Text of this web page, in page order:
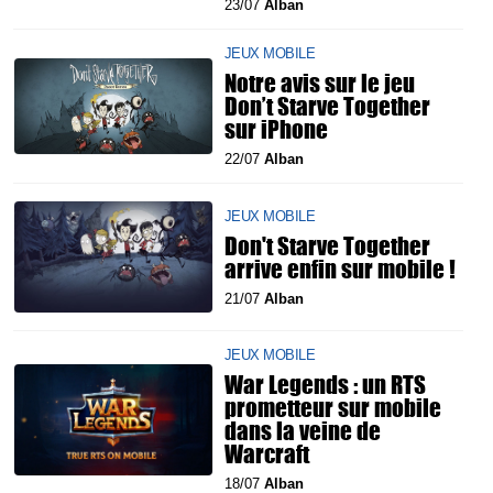
23/07 Alban
JEUX MOBILE
Notre avis sur le jeu
Don’t Starve Together
sur iPhone
22/07 Alban
JEUX MOBILE
Don't Starve Together
arrive enfin sur mobile !
21/07 Alban
JEUX MOBILE
War Legends : un RTS
prometteur sur mobile
dans la veine de
Warcraft
18/07 Alban